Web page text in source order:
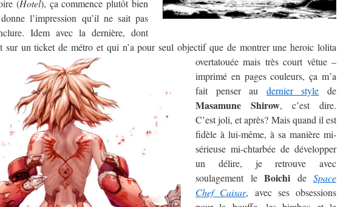
(Hotel), ça commence plutôt bien
donne l’impression qu’il ne sait pas
Idem avec la dernière, dont
sur un ticket de métro et qui n’a pour seul objectif que de montrer uneheroic lolita
overtatouée mais très court vêtue –
imprimé en pages couleurs, ça m’a
fait penser au dernier style de
Masamune Shirow, c’est dire.
C’est joli, et après? Mais quand il est
fidèle à lui-même, à sa manière mi-
sérieuse mi-chtarbée de développer
un délire, je retrouve avec
soulagement le Boichi de Space
Chef Caisar, avec ses obsessions